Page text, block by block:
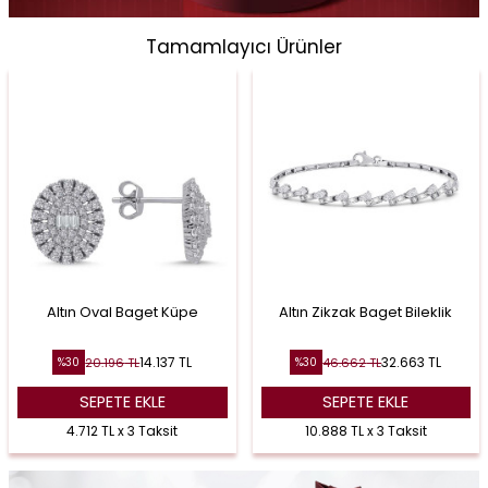
Tamamlayıcı Ürünler
Altın Oval Baget Küpe
%30 20.196TL14.137 TL
SEPETE EKLE
4.712 TL x 3 Taksit
Altın Zikzak Baget Bileklik
%30 46.662TL32.663 TL
SEPETE EKLE
10.888 TL x 3 Taksit